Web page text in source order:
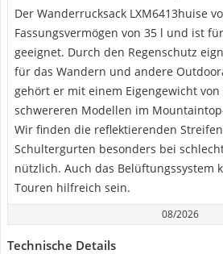
Der Wanderrucksack LXM6413huise
Fassungsvermögen von 35 l und ist
geeignet. Durch den Regenschutz
für das Wandern und andere
gehört er mit einem Eigengewicht von
schwereren Modellen im
Wir finden die reflektierenden
Schultergurten besonders bei
nützlich. Auch das Belüftungssystem
Touren hilfreich sein.
08/2026
Technische Details